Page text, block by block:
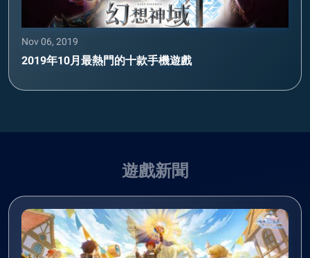
Nov 06, 2019
2019年10月最熱門的十款手機遊戲
遊戲新聞